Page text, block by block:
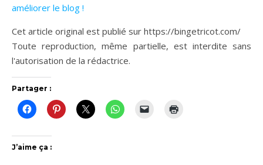
améliorer le blog !
Cet article original est publié sur https://bingetricot.com/
Toute reproduction, même partielle, est interdite sans
l'autorisation de la rédactrice.
Partager :
J’aime ça :